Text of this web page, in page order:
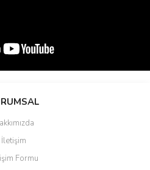
İletişim
Formu